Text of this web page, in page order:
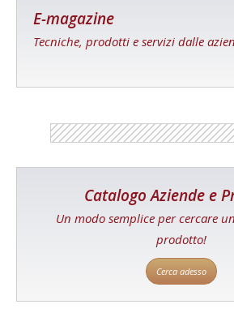
E-magazine
Tecniche, prodotti e servizi dalle
Catalogo Aziende e
Un modo semplice per cercare
prodotto!
Cerca adesso